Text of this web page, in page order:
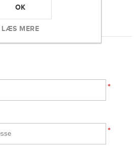
KONTAKT OS
*
*
OK
LÆS MERE